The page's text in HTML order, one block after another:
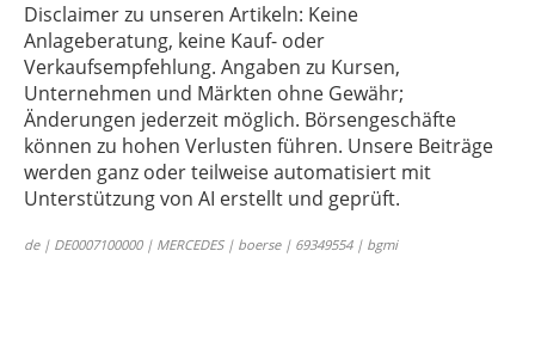
Disclaimer zu unseren Artikeln: Keine
Anlageberatung, keine Kauf- oder
Verkaufsempfehlung. Angaben zu Kursen,
Unternehmen und Märkten ohne Gewähr;
Änderungen jederzeit möglich. Börsengeschäfte
können zu hohen Verlusten führen. Unsere Beiträge
werden ganz oder teilweise automatisiert mit
Unterstützung von AI erstellt und geprüft.
de | DE0007100000 | MERCEDES | boerse | 69349554 | bgmi